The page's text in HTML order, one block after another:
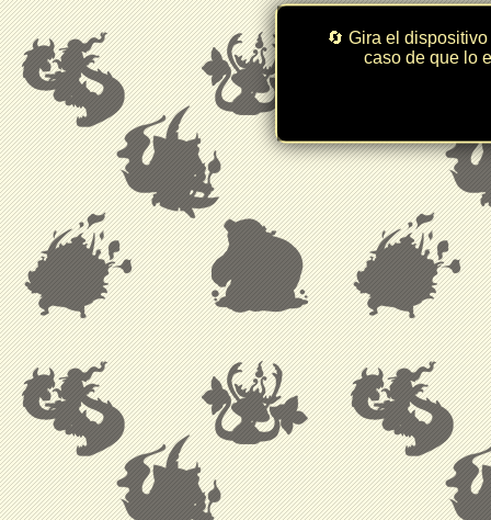
🔄 Gira el
caso de que lo